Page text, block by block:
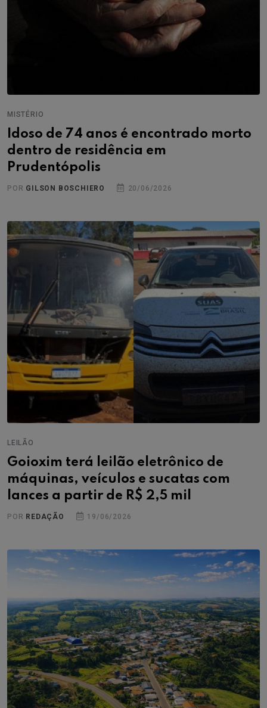
MISTÉRIO
Idoso de 74 anos é encontrado morto
dentro de residência em
Prudentópolis
POR GILSON BOSCHIERO 20/06/2026
LEILÃO
Goioxim terá leilão eletrônico de
máquinas, veículos e sucatas com
lances a partir de R$ 2,5 mil
POR REDAÇÃO 19/06/2026